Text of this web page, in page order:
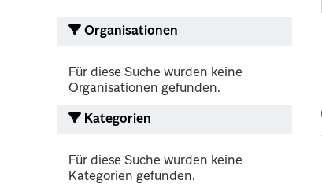
Organisationen
Für diese Suche wurden keine
Organisationen gefunden.
Kategorien
Für diese Suche wurden keine
Kategorien gefunden.